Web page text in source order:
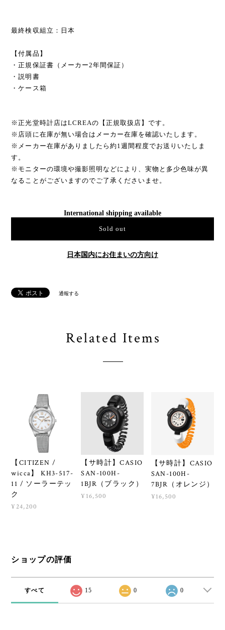
最終検収組立：日本
【付属品】
・正規保証書（メーカー2年間保証）
・説明書
・ケース箱
※正光堂時計店はLCREAの【正規取扱店】です。
※店頭に在庫が無い場合はメーカー在庫を確認いたします。
※メーカー在庫がありましたら約1週間程度でお送りいたしま
す。
※モニターの環境や撮影照明などにより、実物と多少色味が異
なることがございますのでご了承くださいませ。
International shipping available
Sold out
日本国内にお住まいの方向け
通報する
Related Items
【CITIZEN /
wicca】 KH3-517-
11 / ソーラーテッ
ク
¥24,200
【サ時計】CASIO
SAN-100H-
1BJR（ブラック）
¥16,500
【サ時計】CASIO
SAN-100H-
7BJR（オレンジ）
¥16,500
ショップの評価
すべて 15 0 0